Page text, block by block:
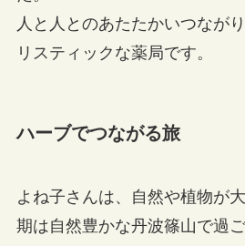
人と人とのあたたかいつなが
リスティックな薬局です。
ハーブでつながる旅
よね子さんは、自然や植物が
期は自然豊かな丹波篠山で過